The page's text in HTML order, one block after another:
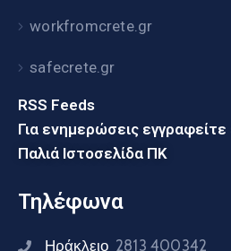
workfromcrete.gr
safecrete.gr
RSS Feeds
Για ενημερώσεις
Παλιά Ιστοσελίδα ΠΚ
Τηλέφωνα
Ηράκλειο 2813 400342